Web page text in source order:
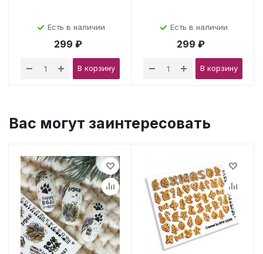
Есть в наличии
299 ₽
В корзину
Есть в наличии
299 ₽
В корзину
Вас могут заинтересовать